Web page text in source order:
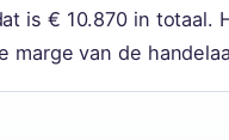
is € 10.870 in totaal.
marge van de